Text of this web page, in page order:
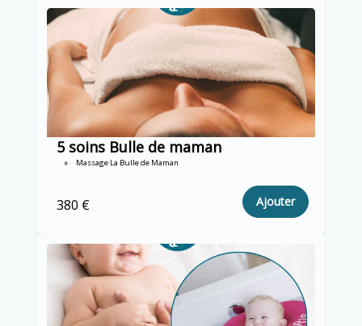
5 soins Bulle de maman
Massage La Bulle de Maman
380 € Ajouter